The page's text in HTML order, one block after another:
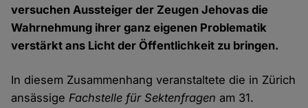
versuchen Aussteiger der Zeugen Jehovas die
Wahrnehmung ihrer ganz eigenen Problematik
verstärkt ans Licht der Öffentlichkeit zu bringen.
In diesem Zusammenhang veranstaltete die in Zürich
ansässigeFachstelle für Sektenfragen am 31.